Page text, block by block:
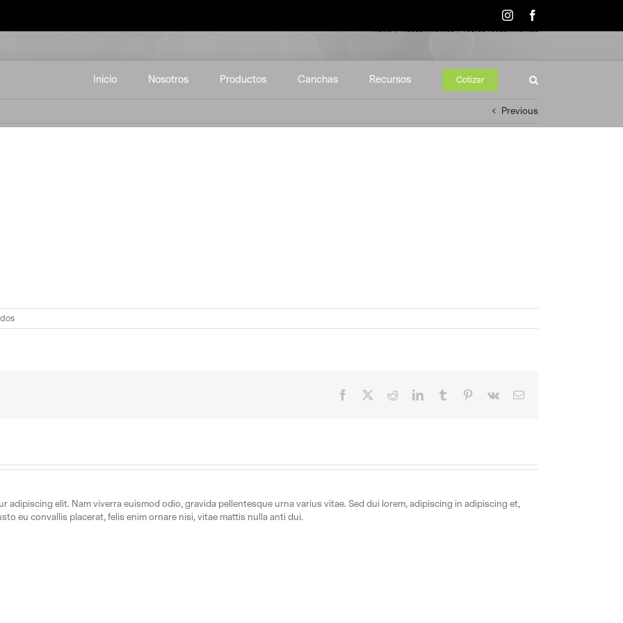
Instagram
Inicio Nosotros Productos Canchas Recursos Cotizar
Home Recubrimientos recrea-recubrimientos
Previous
en
recrea-
Facebook RedditLinkedInTumblr Pinterest
Vk Email
adipiscing elit. Nam viverra euismod odio, gravida pellentesque urna varius vitae. Sed dui lorem, adipiscing in adipiscing et,
eu convallis placerat, felis enim ornare nisi, vitae mattis nulla anti dui.